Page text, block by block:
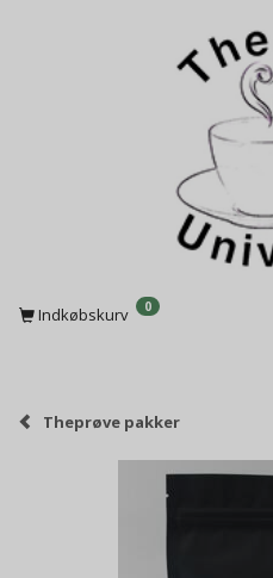
Indkøbskurv 0
Theprøve pakker